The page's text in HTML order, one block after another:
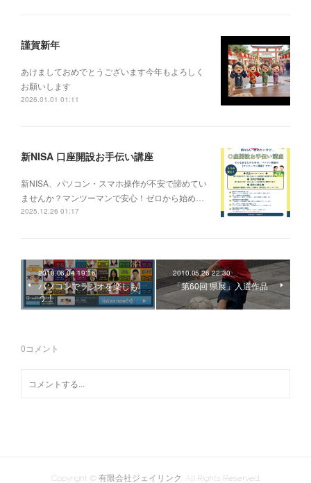
謹賀新年
あけましておめでとうございます今年もよろしく
お願いします
2026.01.01 01:11
新NISA 口座開設お手伝い講座
新NISA、パソコン・スマホ操作が不安で諦めてい
ませんか？マンツーマンで安心！ゼロから始め…
2025.12.26 01:17
2010.06.04 19:16
パソコンでラジオを楽しも
う！
2010.05.26 22:30
「第60回 県展」入選作品
0コメント
Copyright © 有限会社ジェイリンク. All Rights Reserved.